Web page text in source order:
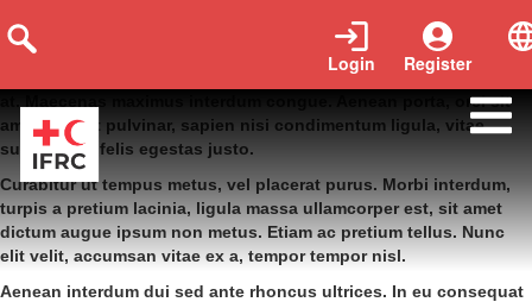
Register
Login
Praesent imperdiet nibh ante, dapibus varius massa consectetur
at. Maecenas maximus interdum congue. Aenean porta, orci sit
amet feugiat pulvinar, sapien nisi condimentum ligula, vitae
suscipit est felis egestas justo.
Curabitur ut tempus metus, vel placerat purus. Morbi interdum,
turpis a pretium lacinia, ligula massa ullamcorper est, sit amet
dictum augue ipsum non metus. Etiam ac pretium tellus. Nunc
elit velit, accumsan vitae ex a, tempor tempor nisl.
Aenean interdum dui sed ante rhoncus ultrices. In eu consequat